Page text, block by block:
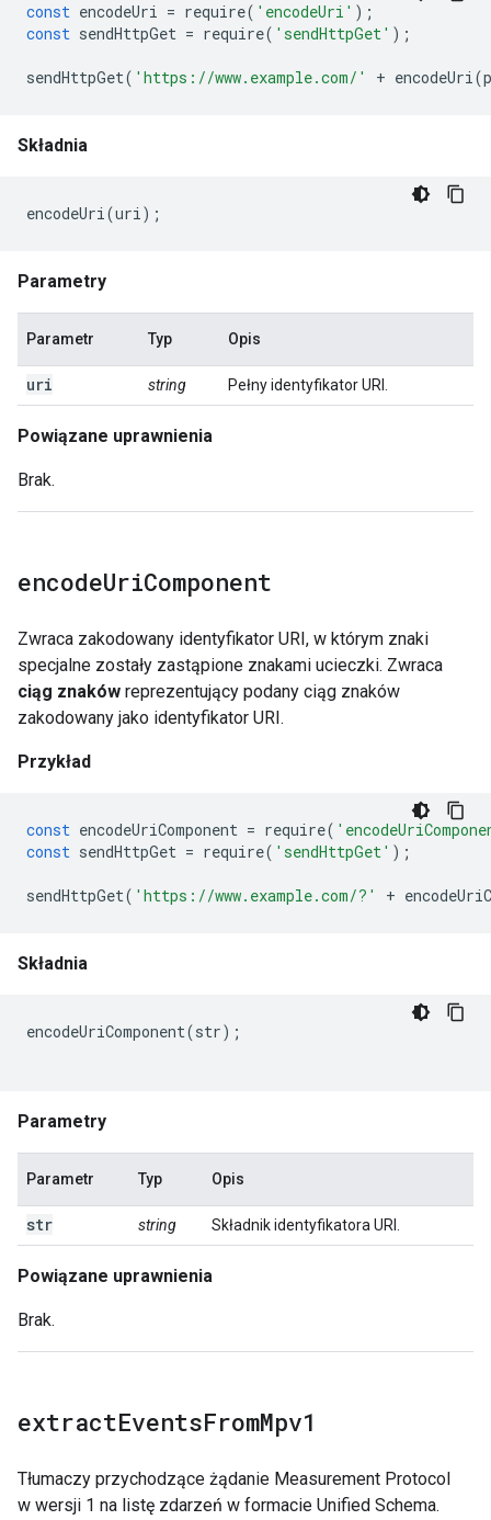
const encodeUri = require( 'encodeUri' );
const sendHttpGet = require( 'sendHttpGet' );
sendHttpGet( 'https://www.example.com/' + encodeUri(
Składnia
encodeUri(uri);
Parametry
Parametr Typ Opis
uri string Pełny identyfikator URI.
Powiązane uprawnienia
Brak.
encodeUriComponent
Zwraca zakodowany identyfikator URI, w którym znaki
specjalne zostały zastąpione znakami ucieczki. Zwraca
ciąg znaków reprezentujący podany ciąg znaków
zakodowany jako identyfikator URI.
Przykład
const encodeUriComponent = require(
const sendHttpGet = require( 'sendHttpGet' );
sendHttpGet( 'https://www.example.com/?' +
Składnia
encodeUriComponent(str);
Parametry
Parametr Typ Opis
str string Składnik identyfikatora URI.
Powiązane uprawnienia
Brak.
extractEventsFromMpv1
Tłumaczy przychodzące żądanie Measurement Protocol
w wersji 1 na listę zdarzeń w formacie Unified Schema.